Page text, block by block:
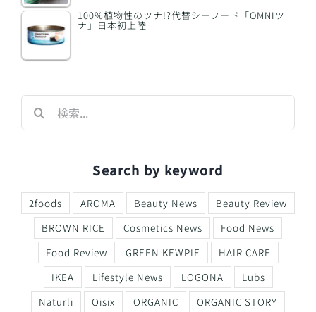
100%植物性のツナ!?代替シーフード「OMNIツ
ナ」日本初上陸
Search by keyword
2foods AROMA Beauty News
Beauty Review
BROWN RICE
Cosmetics News
Food News
Food Review
GREEN KEWPIE
HAIR CARE
IKEA
Lifestyle News LOGONA
Lubs
Naturli
Oisix ORGANIC
ORGANIC STORY